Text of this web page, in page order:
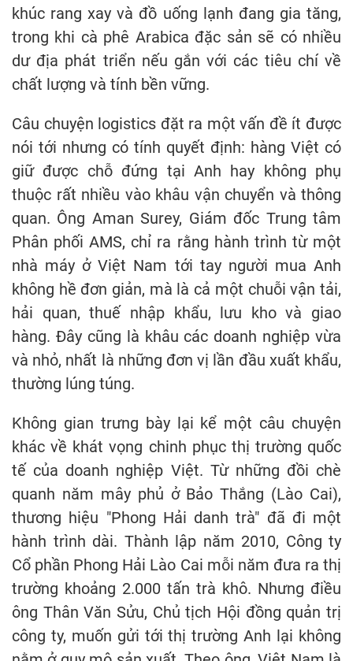
khúc rang xay và đồ uống lạnh đang gia tăng,
trong khi cà phê Arabica đặc sản sẽ có nhiều
dư địa phát triển nếu gắn với các tiêu chí về
chất lượng và tính bền vững.
Câu chuyện logistics đặt ra một vấn đề ít được
nói tới nhưng có tính quyết định: hàng Việt có
giữ được chỗ đứng tại Anh hay không phụ
thuộc rất nhiều vào khâu vận chuyển và thông
quan. Ông Aman Surey, Giám đốc Trung tâm
Phân phối AMS, chỉ ra rằng hành trình từ một
nhà máy ở Việt Nam tới tay người mua Anh
không hề đơn giản, mà là cả một chuỗi vận tải,
hải quan, thuế nhập khẩu, lưu kho và giao
hàng. Đây cũng là khâu các doanh nghiệp vừa
và nhỏ, nhất là những đơn vị lần đầu xuất khẩu,
thường lúng túng.
Không gian trưng bày lại kể một câu chuyện
khác về khát vọng chinh phục thị trường quốc
tế của doanh nghiệp Việt. Từ những đồi chè
quanh năm mây phủ ở Bảo Thắng (Lào Cai),
thương hiệu "Phong Hải danh trà" đã đi một
hành trình dài. Thành lập năm 2010, Công ty
Cổ phần Phong Hải Lào Cai mỗi năm đưa ra thị
trường khoảng 2.000 tấn trà khô. Nhưng điều
ông Thân Văn Sửu, Chủ tịch Hội đồng quản trị
công ty, muốn gửi tới thị trường Anh lại không